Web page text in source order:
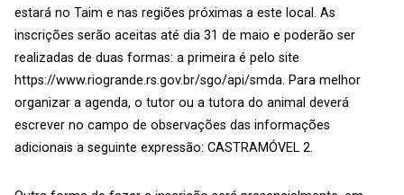
estará no Taim e nas regiões próximas a este local. As
inscrições serão aceitas até dia 31 de maio e poderão ser
realizadas de duas formas: a primeira é pelo site
https://www.riogrande.rs.gov.br/sgo/api/smda. Para melhor
organizar a agenda, o tutor ou a tutora do animal deverá
escrever no campo de observações das informações
adicionais a seguinte expressão: CASTRAMÓVEL 2.